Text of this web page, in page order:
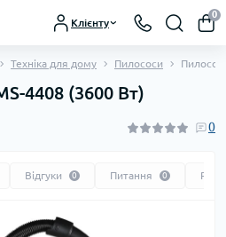
Клієнту
0
Техніка для дому Пилососи
4408 (3600 Вт)
0
Відгуки 0 Питання 0